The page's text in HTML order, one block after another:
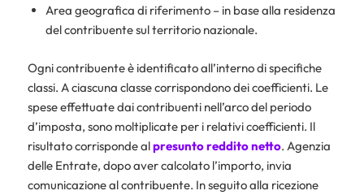
Area geografica di riferimento – in base alla residenza
del contribuente sul territorio nazionale.
Ogni contribuente è identificato all’interno di specifiche
classi. A ciascuna classe corrispondono dei coefficienti. Le
spese effettuate dai contribuenti nell’arco del periodo
d’imposta, sono moltiplicate per i relativi coefficienti. Il
risultato corrisponde alpresunto reddito netto. Agenzia
delle Entrate, dopo aver calcolato l’importo, invia
comunicazione al contribuente. In seguito alla ricezione